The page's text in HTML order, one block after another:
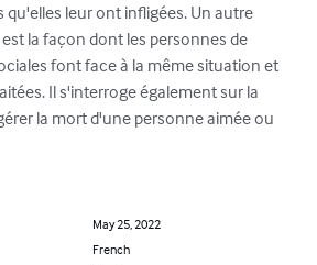
qu'elles leur ont infligées. Un autre
la façon dont les personnes de
font face à la même situation et
Il s'interroge également sur la
la mort d'une personne aimée ou
May 25, 2022
French